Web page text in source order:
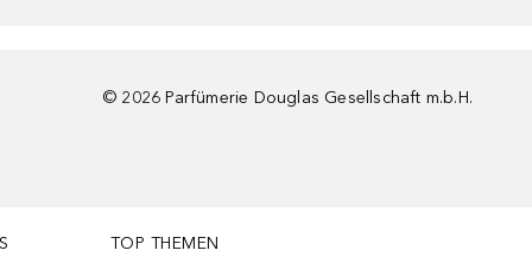
© 2026 Parfümerie Douglas Gesellschaft m.b.H.
TOP THEMEN